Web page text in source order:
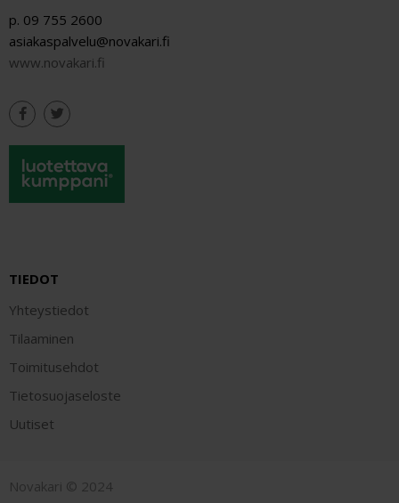
p. 09 755 2600
asiakaspalvelu@novakari.fi
www.novakari.fi
TIEDOT
Yhteystiedot
Tilaaminen
Toimitusehdot
Tietosuojaseloste
Uutiset
Novakari © 2024